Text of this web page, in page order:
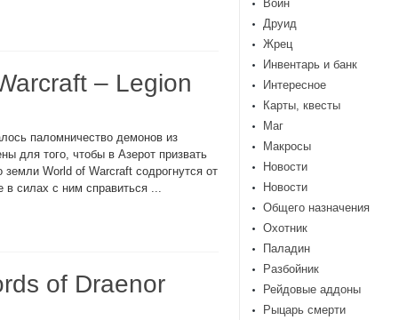
– Legion
паломничество демонов из
для того, чтобы в Азерот призвать
World of Warcraft содрогнутся от
силах с ним справиться ...
of Draenor
Воин
Друид
Жрец
Инвентарь и банк
Интересное
Карты, квесты
Маг
Макросы
Новости
Новости
Общего назначения
Охотник
Паладин
Разбойник
Рейдовые аддоны
Рыцарь смерти